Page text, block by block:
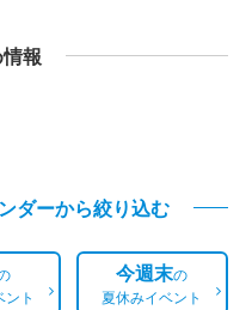
報
ダーから絞り込む
ト
今週末の
夏休みイベント